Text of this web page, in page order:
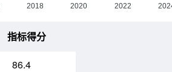
2018 2020 2022
指标得分
86.4